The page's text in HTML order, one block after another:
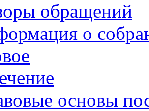
обращений
о
основы